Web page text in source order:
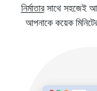
নির্মাতারসাথে সহজেই
আপনাকে কয়েক